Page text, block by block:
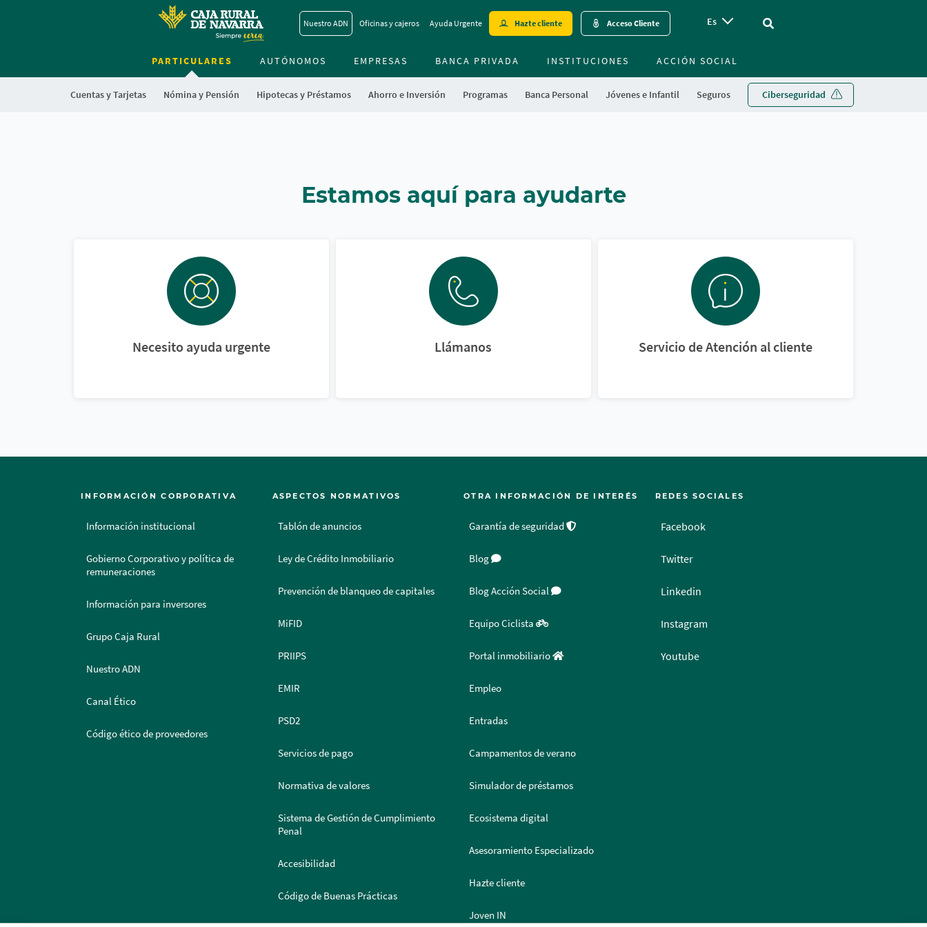
to
contentt
Nuestro ADN Oficinas y cajeros Ayuda Urgente Hazte cliente Acceso Cliente Es Vinculo - Buscar en la web
PARTICULARES
Cuentas y Tarjetas Nómina y Pensión Hipotecas y Préstamos Ahorro e Inversión Programas Banca Personal Jóvenes e Infantil Seguros Ciberseguridad
AUTÓNOMOS EMPRESAS BANCA PRIVADA INSTITUCIONES ACCIÓN SOCIAL
Estamos aquí para ayudarte
Necesito ayuda urgente Llámanos Servicio de Atención al cliente
INFORMACIÓN CORPORATIVA
Información institucional
Gobierno Corporativo y política de
remuneraciones
Información para inversores
Grupo Caja Rural
Nuestro ADN
Canal Ético
Código ético de proveedores
ASPECTOS NORMATIVOS
Tablón de anuncios
Ley de Crédito Inmobiliario
Prevención de blanqueo de capitales
MiFID
PRIIPS
EMIR
PSD2
Servicios de pago
Normativa de valores
Sistema de Gestión de Cumplimiento
Penal
Accesibilidad
Código de Buenas Prácticas
OTRA INFORMACIÓN DE INTERÉS
Garantía de seguridad
Blog
Blog Acción Social
Equipo Ciclista
Portal inmobiliario
Empleo
Entradas
Campamentos de verano
Simulador de préstamos
Ecosistema digital
Asesoramiento Especializado
Hazte cliente
Joven IN
REDES SOCIALES
Facebook
Twitter
Linkedin
Instagram
Youtube